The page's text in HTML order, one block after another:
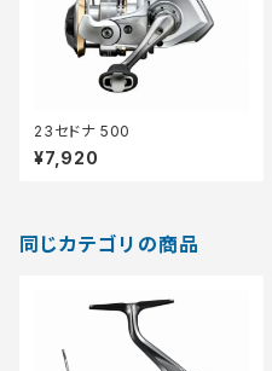
23セドナ 500
¥7,920
同じカテゴリの商品